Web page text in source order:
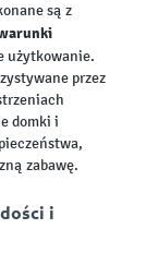
są z
użytkowanie.
przez
domki i
zabawę.
i